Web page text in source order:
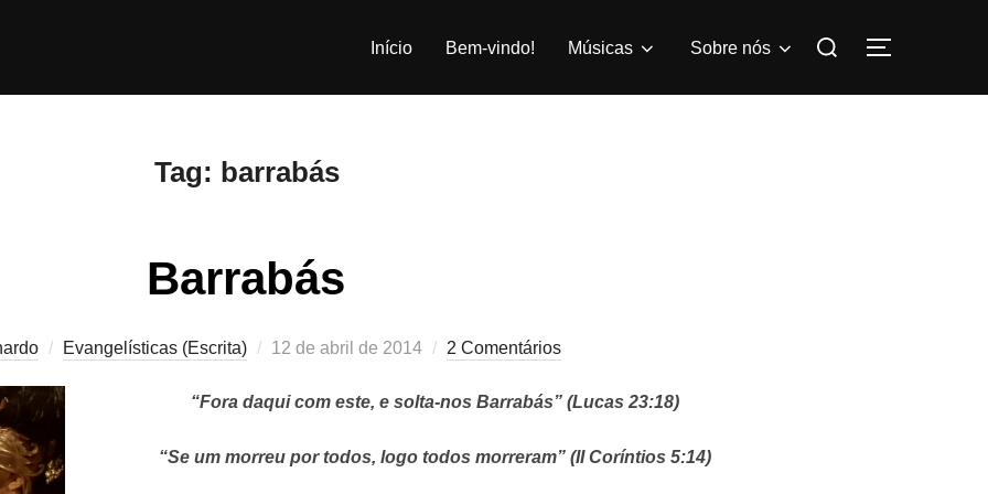
Início Bem-vindo! Músicas Sobre nós
Pesquisar
Tag: barrabás
Barrabás
Evangelísticas (Escrita)
Postado
12 de abril de 2014 2 Comentários
“Fora daqui com este, e solta-nos Barrabás” (Lucas 23:18)
“Se um morreu por todos, logo todos morreram” (II Coríntios 5:14)